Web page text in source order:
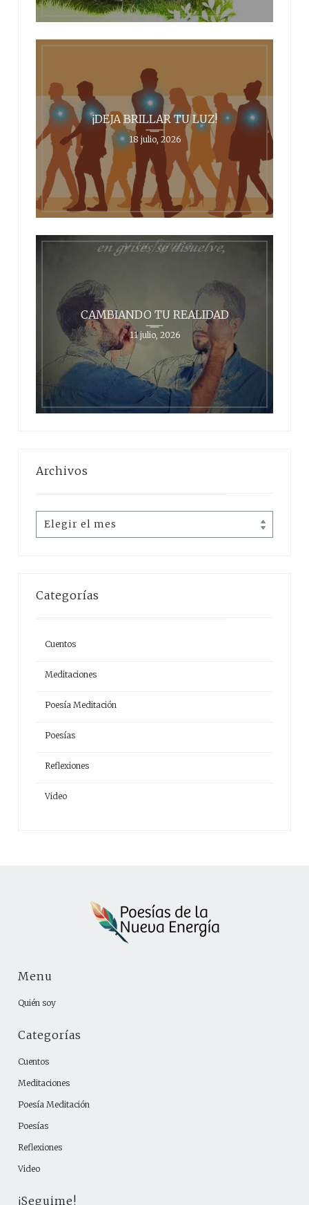
¡DEJA BRILLAR TU LUZ!
18 julio, 2026
CAMBIANDO TU REALIDAD
11 julio, 2026
Archivos
Archivos
Categorías
Cuentos
Meditaciones
Poesía Meditación
Poesías
Reflexiones
Video
Menu
Quién soy
Categorías
Cuentos
Meditaciones
Poesía Meditación
Poesías
Reflexiones
Video
¡Seguime!